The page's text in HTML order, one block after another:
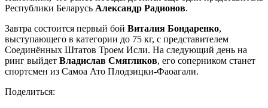
Республики Беларусь Александр Радионов.
Завтра состоится первый бой Виталия Бондаренко,
выступающего в категории до 75 кг, с представителем
Соединённых Штатов Троем Исли. На следующий день на
ринг выйдет Владислав Смягликов, его соперником станет
спортсмен из Самоа Ато Плодзицки-Фаоагали.
Поделиться: